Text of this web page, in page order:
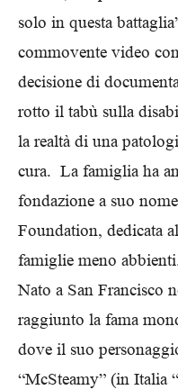
solo in questa
commovente video
decisione di
rotto il tabù sulla
la realtà di una
cura. La famiglia ha
fondazione a suo
Foundation, dedicata
famiglie meno
Nato a San Francisco
raggiunto la fama
dove il suo
“McSteamy” (in Italia